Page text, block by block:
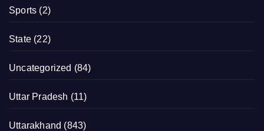
Sports (2)
State (22)
Uncategorized (84)
Uttar Pradesh (11)
Uttarakhand (843)